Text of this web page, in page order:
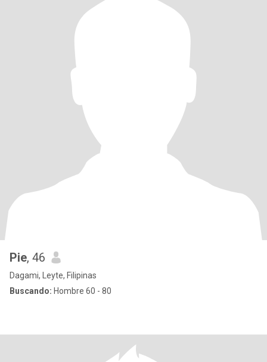
Pie, 46
Dagami, Leyte, Filipinas
Buscando: Hombre 60 - 80